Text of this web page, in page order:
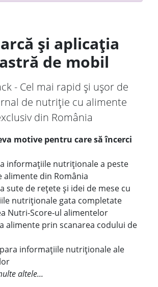
și aplicația
de mobil
- Cel mai rapid și ușor de
de nutriție cu alimente
din România
motive pentru care să încerci
informațiile nutriționale a peste
alimente din România
sute de rețete și idei de mese cu
nutriționale gata completate
Nutri-Score-ul alimentelor
alimente prin scanarea codului de
informațiile nutriționale ale
altele...